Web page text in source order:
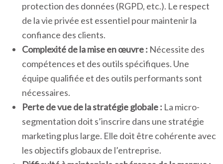
protection des données (RGPD, etc.). Le respect
de la vie privée est essentiel pour maintenir la
confiance des clients.
Complexité de la mise en œuvre : Nécessite des
compétences et des outils spécifiques. Une
équipe qualifiée et des outils performants sont
nécessaires.
Perte de vue de la stratégie globale : La micro-
segmentation doit s’inscrire dans une stratégie
marketing plus large. Elle doit être cohérente avec
les objectifs globaux de l’entreprise.